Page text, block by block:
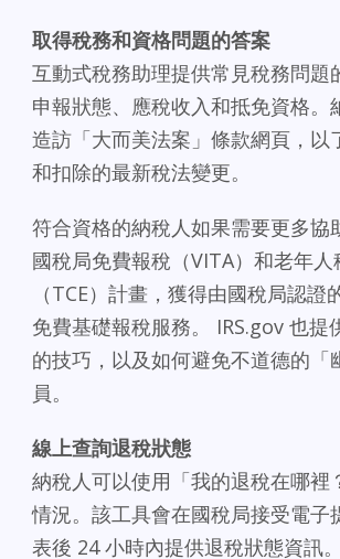
取得稅務和資格問題的答案
互動式稅務助理提供常見稅務問題
申報狀態、應稅收入和抵免資格。
造訪「大而美法案」條款網頁，以
和扣除的最新稅法變更。
符合資格的納稅人如果需要更多協
國稅局免費報稅（VITA）和老年人
（TCE）計畫，獲得由國稅局認證
免費基礎報稅服務。 IRS.gov 也提
的技巧，以及如何避免不道德的「
員。
線上查詢退稅狀態
納稅人可以使用「我的退稅在哪裡
情況。該工具會在國稅局接受電子
表後 24 小時內提供退稅狀態資訊